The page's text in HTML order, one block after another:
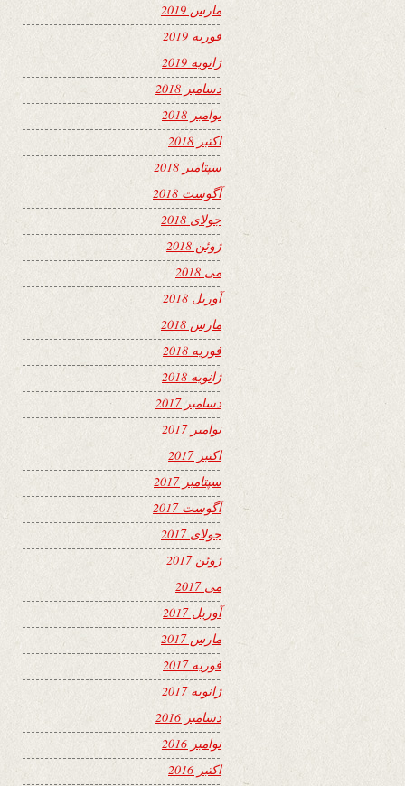
مارس 2019
فوریه 2019
ژانویه 2019
دسامبر 2018
نوامبر 2018
اکتبر 2018
سپتامبر 2018
آگوست 2018
جولای 2018
ژوئن 2018
می 2018
آوریل 2018
مارس 2018
فوریه 2018
ژانویه 2018
دسامبر 2017
نوامبر 2017
اکتبر 2017
سپتامبر 2017
آگوست 2017
جولای 2017
ژوئن 2017
می 2017
آوریل 2017
مارس 2017
فوریه 2017
ژانویه 2017
دسامبر 2016
نوامبر 2016
اکتبر 2016